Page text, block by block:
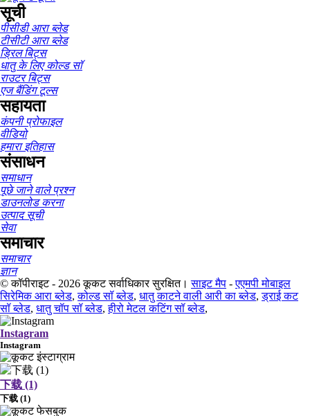
सूची
पीसीडी आरा ब्लेड
टीसीटी आरा ब्लेड
ड्रिल बिट्स
धातु के लिए कोल्ड सॉ
राउटर बिट्स
एज बैंडिंग टूल्स
सहायता
कंपनी प्रोफाइल
वीडियो
हमारा इतिहास
संसाधन
समाधान
पूछे जाने वाले प्रश्न
डाउनलोड करना
उत्पाद सूची
सेवा
समाचार
समाचार
ज्ञान
© कॉपीराइट - 2026 कूकट सर्वाधिकार सुरक्षित। साइट मैप -एएमपी मोबाइल
सिरेमिक आरा ब्लेड,कोल्ड सॉ ब्लेड, धातु काटने वाली आरी का ब्लेड,ड्राई कट
सॉ ब्लेड, धातु चॉप सॉ ब्लेड,हीरो मेटल कटिंग सॉ ब्लेड,
Instagram
Instagram
下载 (1)
下载 (1)